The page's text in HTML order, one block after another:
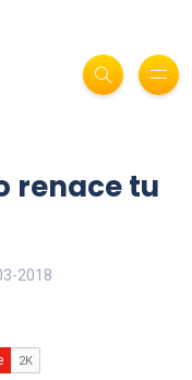
renace tu
2018